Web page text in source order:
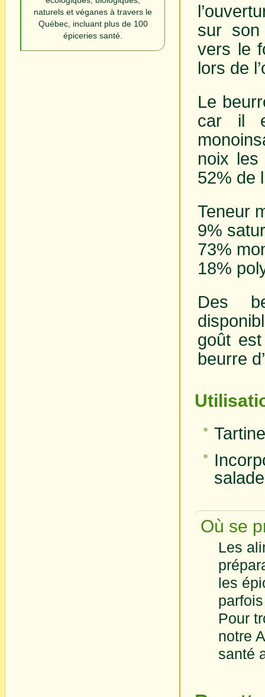
naturels et véganes à travers le
Québec, incluant plus de 100
épiceries santé.
sur son
vers le
lors de
Le
car il
noix les
52% de
Teneur
9%
73%
18%
Des
goût
beurre
Où se
Les
les
Pour
notre
santé